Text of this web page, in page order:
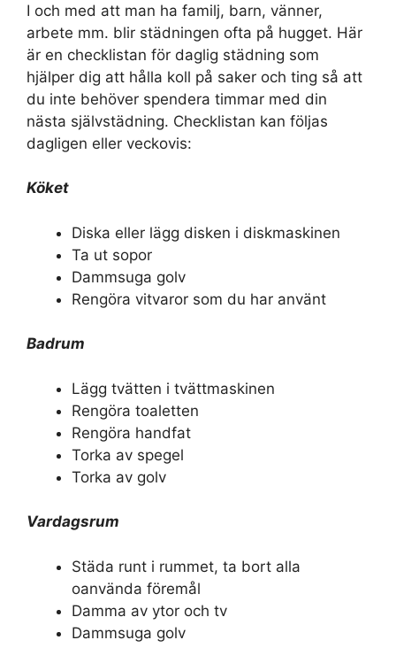
I och med att man ha familj, barn, vänner,
arbete mm. blir städningen ofta på hugget. Här
är en checklistan för daglig städning som
hjälper dig att hålla koll på saker och ting så att
du inte behöver spendera timmar med din
nästa självstädning. Checklistan kan följas
dagligen eller veckovis:
Köket
Diska eller lägg disken i diskmaskinen
Ta ut sopor
Dammsuga golv
Rengöra vitvaror som du har använt
Badrum
Lägg tvätten i tvättmaskinen
Rengöra toaletten
Rengöra handfat
Torka av spegel
Torka av golv
Vardagsrum
Städa runt i rummet, ta bort alla
oanvända föremål
Damma av ytor och tv
Dammsuga golv